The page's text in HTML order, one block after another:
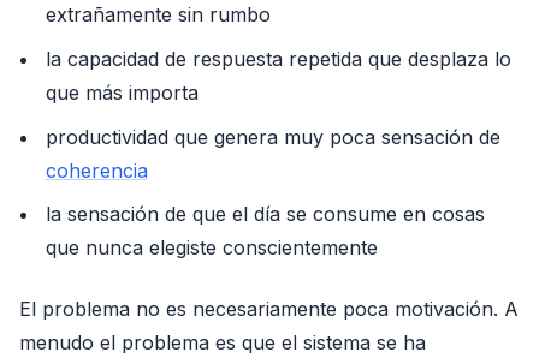
extrañamente sin rumbo
la capacidad de respuesta repetida que desplaza lo
que más importa
productividad que genera muy poca sensación de
coherencia
la sensación de que el día se consume en cosas
que nunca elegiste conscientemente
El problema no es necesariamente poca motivación. A
menudo el problema es que el sistema se ha